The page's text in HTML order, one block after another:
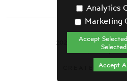
2021 ΘΕΑΤΡΙΚΟΣ
Όροι &
CREATED BY
Analytics
Marketing
Accept
Selected
Accept